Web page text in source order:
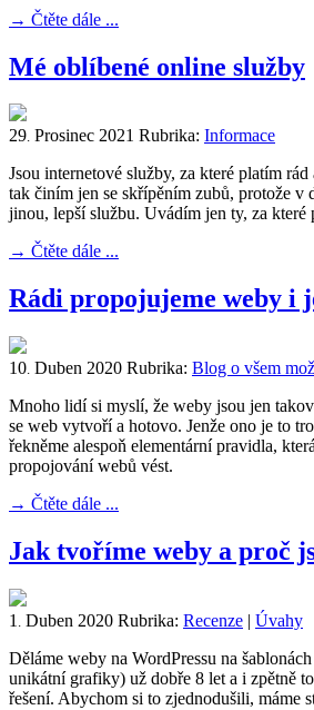
→ Čtěte dále ...
Mé oblíbené online služby
29. Prosinec 2021 Rubrika: Informace
Jsou internetové služby, za které platím
tak činím jen se skřípěním zubů, protože v
jinou, lepší službu. Uvádím jen ty, za které
→ Čtěte dále ...
Rádi propojujeme weby i
10. Duben 2020 Rubrika: Blog o všem
Mnoho lidí si myslí, že weby jsou jen
se web vytvoří a hotovo. Jenže ono je to
řekněme alespoň elementární pravidla,
propojování webů vést.
→ Čtěte dále ...
Jak tvoříme weby a proč
1 . Duben 2020 Rubrika: Recenze | Úvahy
Děláme weby na WordPressu na
unikátní grafiky) už dobře 8 let a i zpětně
řešení. Abychom si to zjednodušili, máme